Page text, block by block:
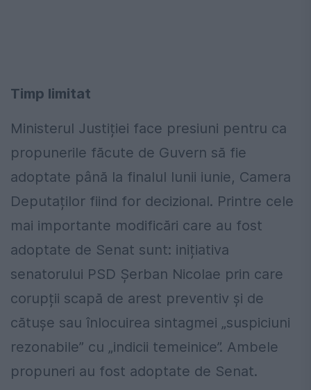
Timp limitat
Ministerul Justiției face presiuni pentru ca
propunerile făcute de Guvern să fie
adoptate până la finalul lunii iunie, Camera
Deputaților fiind for decizional. Printre cele
mai importante modificări care au fost
adoptate de Senat sunt: inițiativa
senatorului PSD Șerban Nicolae prin care
corupții scapă de arest preventiv și de
cătușe sau înlocuirea sintagmei „suspiciuni
rezonabile” cu „indicii temeinice”. Ambele
propuneri au fost adoptate de Senat.